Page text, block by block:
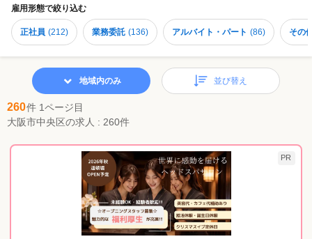
雇用形態で絞り込む
正社員 (212) 業務委託 (136) アルバイト・パート (86) その
260件 1ページ目
大阪市中央区の求人 : 260件
地域内のみ 並び替え
PR